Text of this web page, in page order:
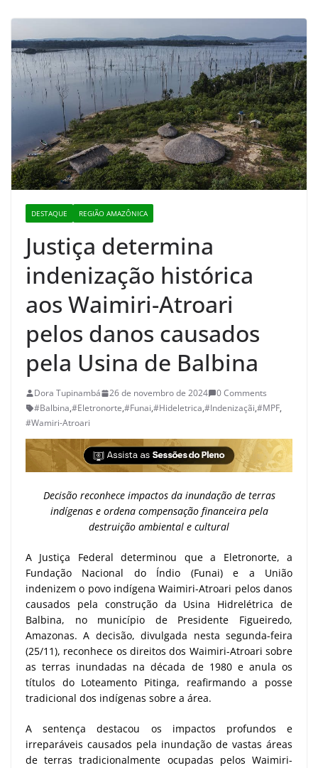
DESTAQUE REGIÃO AMAZÔNICA
Justiça determina
indenização histórica
aos Waimiri-Atroari
pelos danos causados
pela Usina de Balbina
Dora Tupinambá 26 de novembro de 2024
0 Comments
#Balbina,#Eletronorte,#Funai,#Hideletrica,#Indenizaçãi,#MPF,
#Wamiri-Atroari
Decisão reconhece impactos da inundação de terras
indígenas e ordena compensação financeira pela
destruição ambiental e cultural
A Justiça Federal determinou que a Eletronorte, a
Fundação Nacional do Índio (Funai) e a União
indenizem o povo indígena Waimiri-Atroari pelos danos
causados pela construção da Usina Hidrelétrica de
Balbina, no município de Presidente Figueiredo,
Amazonas. A decisão, divulgada nesta segunda-feira
(25/11), reconhece os direitos dos Waimiri-Atroari sobre
as terras inundadas na década de 1980 e anula os
títulos do Loteamento Pitinga, reafirmando a posse
tradicional dos indígenas sobre a área.
A sentença destacou os impactos profundos e
irreparáveis causados pela inundação de vastas áreas
de terras tradicionalmente ocupadas pelos Waimiri-